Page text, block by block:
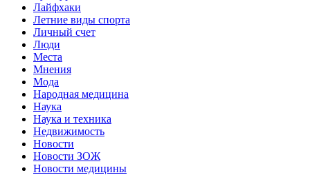
Лайфхаки
Летние виды спорта
Личный счет
Люди
Места
Мнения
Мода
Народная медицина
Наука
Наука и техника
Недвижимость
Новости
Новости ЗОЖ
Новости медицины